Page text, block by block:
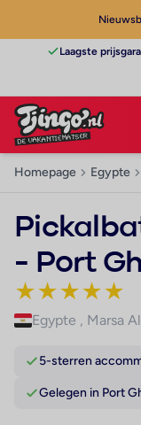
Laagste
Homepage Egypte
- Port
★★★★★
Egypte , Marsa
5-sterren
Gelegen in Port